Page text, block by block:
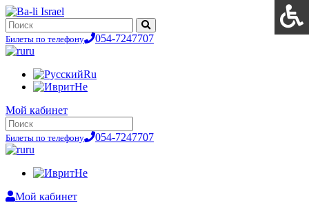
Билеты по телефону
054-7247707
ru
Ru
He
Мой кабинет
Билеты по телефону
054-7247707
ru
He
Мой кабинет